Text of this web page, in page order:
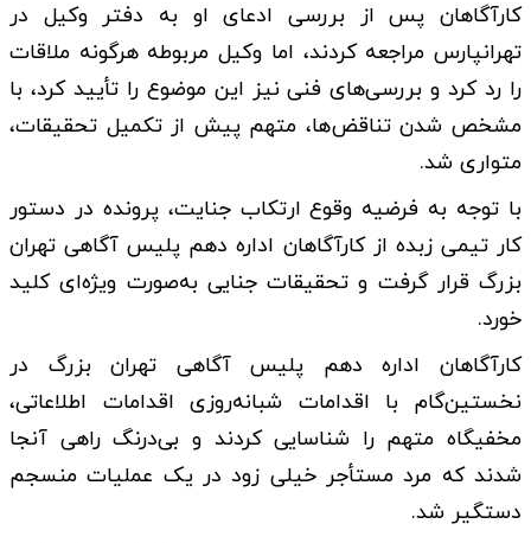
کارآگاهان پس از بررسی ادعای او به دفتر وکیل در
تهرانپارس مراجعه کردند، اما وکیل مربوطه هرگونه ملاقات
را رد کرد و بررسی‌های فنی نیز این موضوع را تأیید کرد، با
مشخص شدن تناقض‌ها، متهم پیش از تکمیل تحقیقات،
متواری شد.
با توجه به فرضیه وقوع ارتکاب جنایت، پرونده در دستور
کار تیمی زبده از کارآگاهان اداره دهم پلیس آگاهی تهران
بزرگ قرار گرفت و تحقیقات جنایی به‌صورت ویژه‌ای کلید
خورد.
کارآگاهان اداره دهم پلیس آگاهی تهران بزرگ در
نخستین‌گام با اقدامات شبانه‌روزی اقدامات اطلاعاتی،
مخفیگاه متهم را شناسایی کردند و بی‌درنگ راهی آنجا
شدند که مرد مستأجر خیلی زود در یک عملیات منسجم
دستگیر شد.